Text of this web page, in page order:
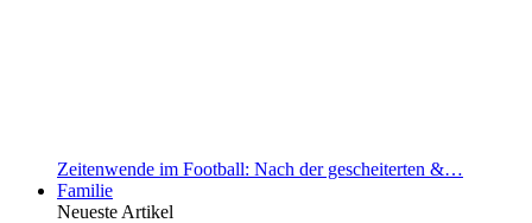
Zeitenwende im Football: Nach der gescheiterten &…
Familie
Neueste Artikel